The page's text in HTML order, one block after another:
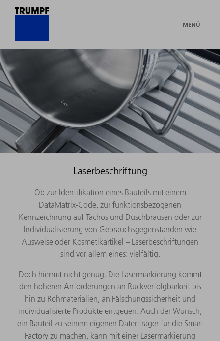
MENÜ
Laserbeschriftung
Ob zur Identifikation eines Bauteils mit einem
DataMatrix-Code, zur funktionsbezogenen
Kennzeichnung auf Tachos und Duschbrausen oder zur
Individualisierung von Gebrauchsgegenständen wie
Ausweise oder Kosmetikartikel – Laserbeschriftungen
sind vor allem eines: vielfältig.
Doch hiermit nicht genug. Die Lasermarkierung kommt
den höheren Anforderungen an Rückverfolgbarkeit bis
hin zu Rohmaterialien, an Fälschungssicherheit und
individualisierte Produkte entgegen. Auch der Wunsch,
ein Bauteil zu seinem eigenen Datenträger für die Smart
Factory zu machen, kann mit einer Lasermarkierung